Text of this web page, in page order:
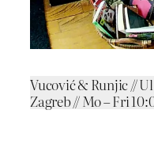
Vucović & Runjic //
Zagreb // Mo – Fri